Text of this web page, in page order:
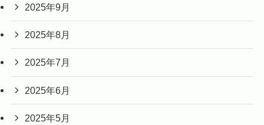
2025年9月
2025年8月
2025年7月
2025年6月
2025年5月